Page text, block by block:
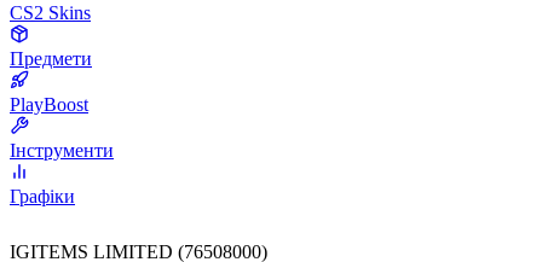
CS2 Skins
Предмети
PlayBoost
Інструменти
Графіки
IGITEMS LIMITED (76508000)